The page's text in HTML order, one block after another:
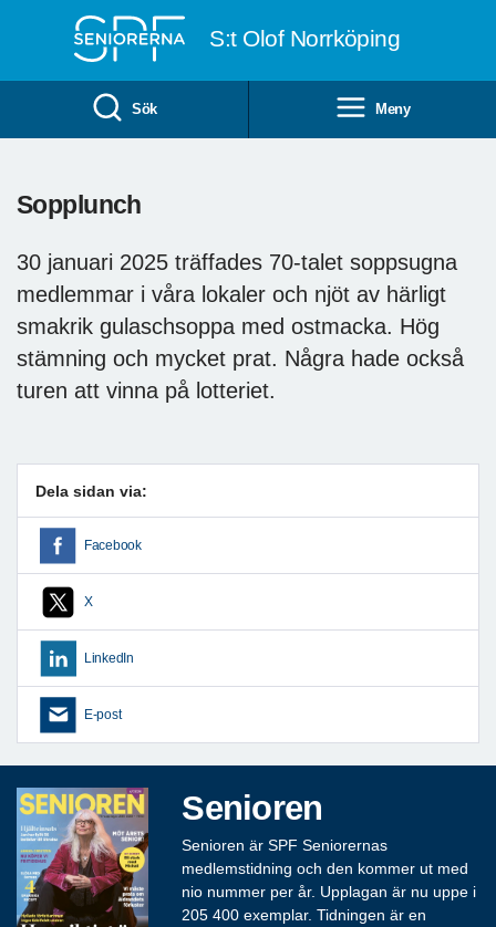
S:t Olof Norrköping
Sök Meny
Sopplunch
30 januari 2025 träffades 70-talet soppsugna
medlemmar i våra lokaler och njöt av härligt
smakrik gulaschsoppa med ostmacka. Hög
stämning och mycket prat. Några hade också
turen att vinna på lotteriet.
Dela sidan via:
Facebook
X
LinkedIn
E-post
Senioren
Senioren är SPF Seniorernas
medlemstidning och den kommer ut med
nio nummer per år. Upplagan är nu uppe i
205 400 exemplar. Tidningen är en